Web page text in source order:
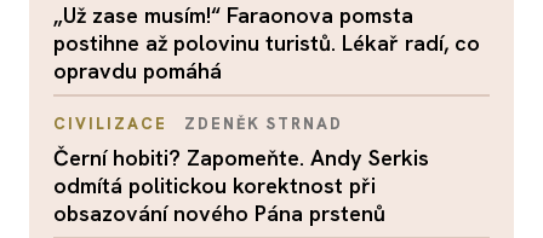
„Už zase musím!“ Faraonova pomsta
postihne až polovinu turistů. Lékař radí, co
opravdu pomáhá
CIVILIZACE ZDENĚK STRNAD
Černí hobiti? Zapomeňte. Andy Serkis
odmítá politickou korektnost při
obsazování nového Pána prstenů